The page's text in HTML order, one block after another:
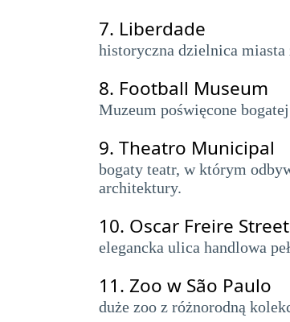
7. Liberdade
historyczna dzielnica
8. Football Museum
Muzeum poświęcone
9. Theatro Municipal
bogaty teatr, w którym
architektury.
10. Oscar Freire Street
elegancka ulica handlowa
11. Zoo w São Paulo
duże zoo z różnorodną